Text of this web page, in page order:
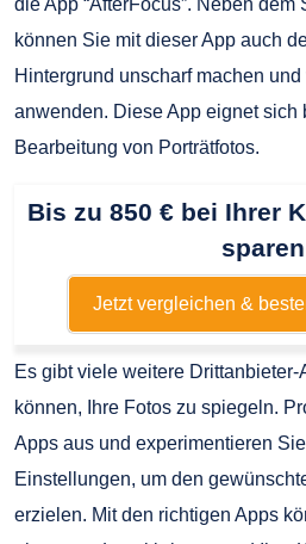
die App “AfterFocus”. Neben
können Sie mit dieser App auch
Hintergrund unscharf machen
anwenden. Diese App eignet sich
Bearbeitung von Porträtfotos.
Bis zu 850 € bei Ihrer
Jetzt vergleichen &
Es gibt viele weitere
können, Ihre Fotos zu spiegeln.
Apps aus und experimentieren
Einstellungen, um den
erzielen. Mit den richtigen Apps